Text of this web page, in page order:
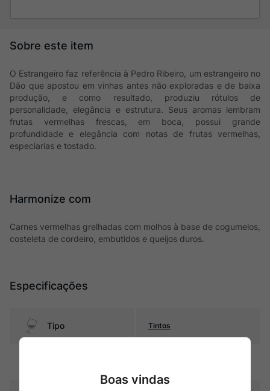
O Estrangeiro faz referência à Pedro Ribeiro, um estrangeiro no
Dão que apostou em vinhas antes não exploradas e de baixa
produção, e como resultado, produziu rótulos de
personalidade, elegância e estrutura. Seus aromas lembram
frutas vermelhas frescas, em boca, possui grande
profundidade e elegância com notas de frutas vermelhas,
especiarias e tostado.
Harmonize com
Carnes vermelhas grelhadas com molhos à base de cogumelos,
costeleta de cordeiro, embutidos e queijos duros.
Especificações
Tipo Tintos
Boas vindas